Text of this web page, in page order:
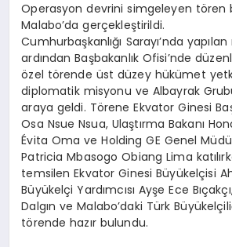
Operasyon devrini simgeleyen tören
Malabo’da gerçekleştirildi.
Cumhurbaşkanlığı Sarayı’nda
ardından Başbakanlık Ofisi’nde
özel törende üst düzey hükümet
diplomatik misyonu ve Albayrak
araya geldi. Törene Ekvator Ginesi
Osa Nsue Nsua, Ulaştırma Bakanı
Évita Oma ve Holding GE Genel
PatriciaMbasogo Obiang Lima
temsilen Ekvator Ginesi Büyükelçisi
Büyükelçi Yardımcısı Ayşe Ece Bıçakçı
Dalgın veMalabo’daki Türk
törende hazır bulundu.